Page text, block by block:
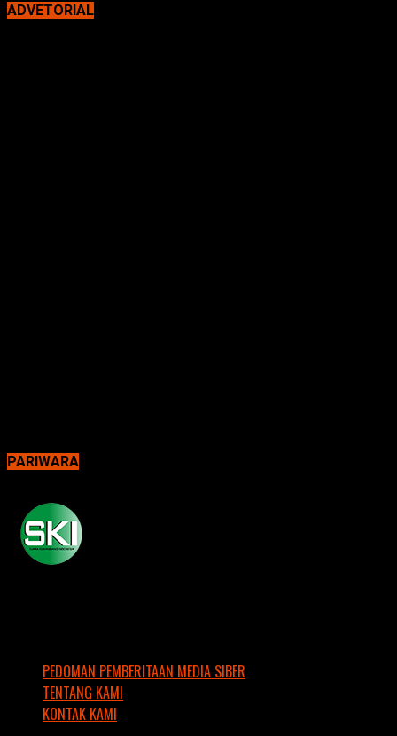
ADVETORIAL
PARIWARA
PEDOMAN PEMBERITAAN MEDIA SIBER
TENTANG KAMI
KONTAK KAMI